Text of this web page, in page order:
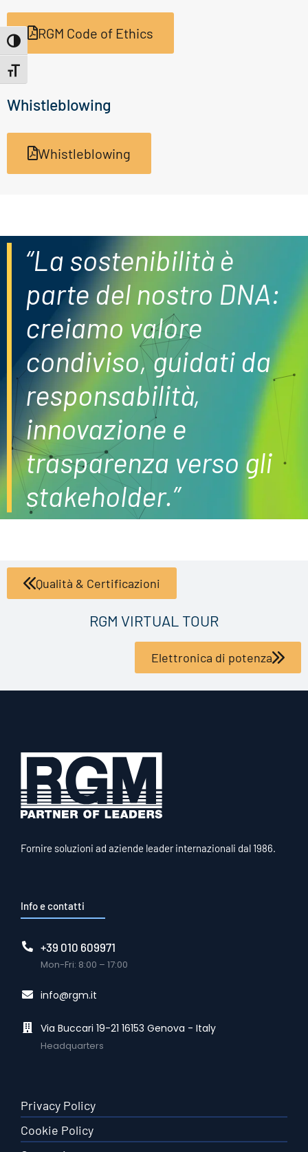
Attiva/disattiva alto contrasto
Attiva/disattiva dimensione testo
RGM Code of Ethics
Whistleblowing
Whistleblowing
“La sostenibilità è
parte del nostro DNA:
creiamo valore
condiviso, guidati da
responsabilità,
innovazione e
trasparenza verso gli
stakeholder.”
Qualità & Certificazioni
RGM VIRTUAL TOUR
Elettronica di potenza
Fornire soluzioni ad aziende leader internazionali dal 1986.
Info e contatti
+39 010 609971
Mon-Fri: 8:00 – 17:00
info@rgm.it
Via Buccari 19-21 16153 Genova - Italy
Headquarters
Privacy Policy
Cookie Policy